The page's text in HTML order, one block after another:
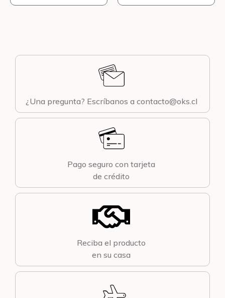
¿Una pregunta? Escríbanos a contacto@oks.cl
Pago seguro con tarjeta
de crédito
Reciba el producto
en su casa